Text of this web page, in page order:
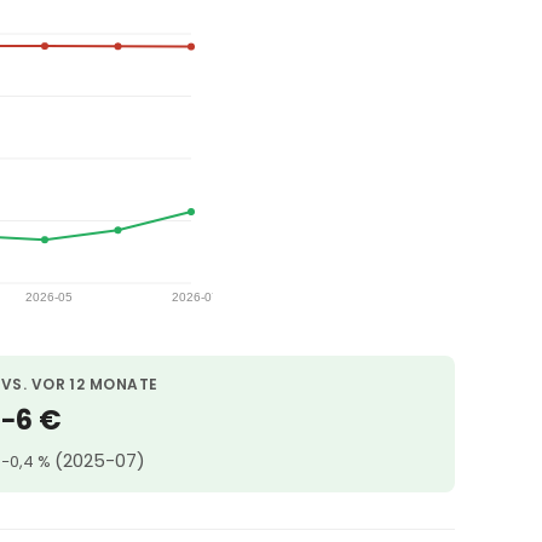
VS. VOR 12 MONATE
−6 €
−0,4 % (2025-07)